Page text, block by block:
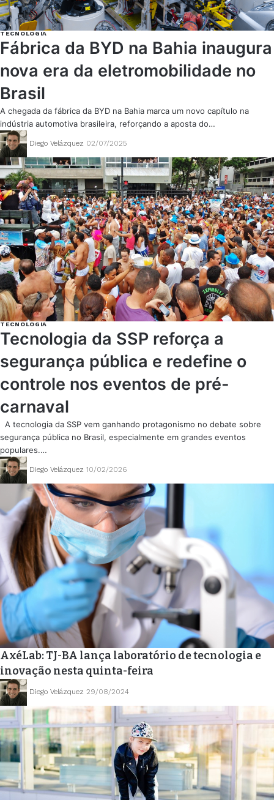
TECNOLOGIA
Fábrica da BYD na Bahia inaugura
nova era da eletromobilidade no
Brasil
A chegada da fábrica da BYD na Bahia marca um novo capítulo na
indústria automotiva brasileira, reforçando a aposta do…
Diego Velázquez 02/07/2025
TECNOLOGIA
Tecnologia da SSP reforça a
segurança pública e redefine o
controle nos eventos de pré-
carnaval
A tecnologia da SSP vem ganhando protagonismo no debate sobre
segurança pública no Brasil, especialmente em grandes eventos
populares.…
Diego Velázquez 10/02/2026
AxéLab: TJ-BA lança laboratório de tecnologia e
inovação nesta quinta-feira
Diego Velázquez 29/08/2024